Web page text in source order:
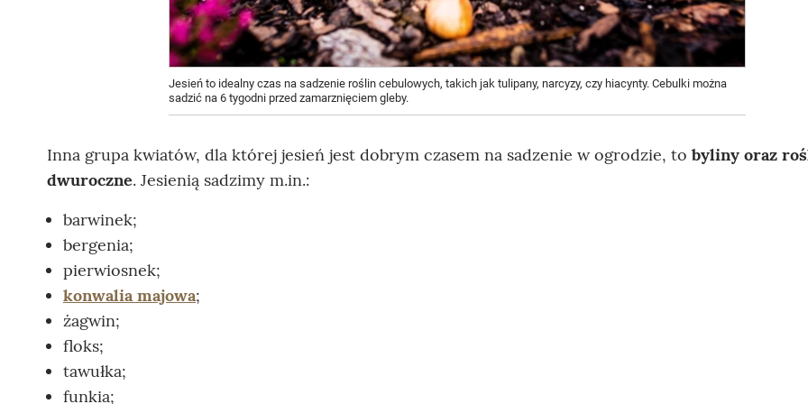
Jesień to idealny czas na sadzenie roślin cebulowych, takich jak tulipany, narcyzy, czy hiacynty. Cebulki można
sadzić na 6 tygodni przed zamarznięciem gleby.
Inna grupa kwiatów, dla której jesień jest dobrym czasem na sadzenie w ogrodzie, to byliny oraz
dwuroczne. Jesienią sadzimy m.in.:
barwinek;
bergenia;
pierwiosnek;
konwalia majowa;
żagwin;
floks;
tawułka;
funkia;